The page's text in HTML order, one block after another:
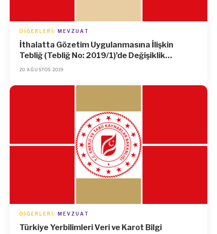
DIĞERLERI MEVZUAT
İthalatta Gözetim Uygulanmasına İlişkin
Tebliğ (Tebliğ No: 2019/1)’de Değişiklik
Yapılmasına Dair Tebliğ
20 AĞUSTOS 2019
DIĞERLERI MEVZUAT
Türkiye Yerbilimleri Veri ve Karot Bilgi